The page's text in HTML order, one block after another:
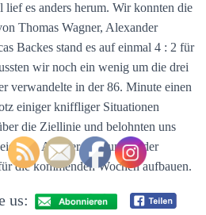
lief es anders herum. Wir konnten die
Thomas Wagner, Alexander
Backes stand es auf einmal 4 : 2 für
wir noch ein wenig um die drei
verwandelte in der 86. Minute einen
einiger kniffliger Situationen
die Ziellinie und belohnten uns
Auf der Leistung in der
die kommenden Wochen aufbauen.
us: